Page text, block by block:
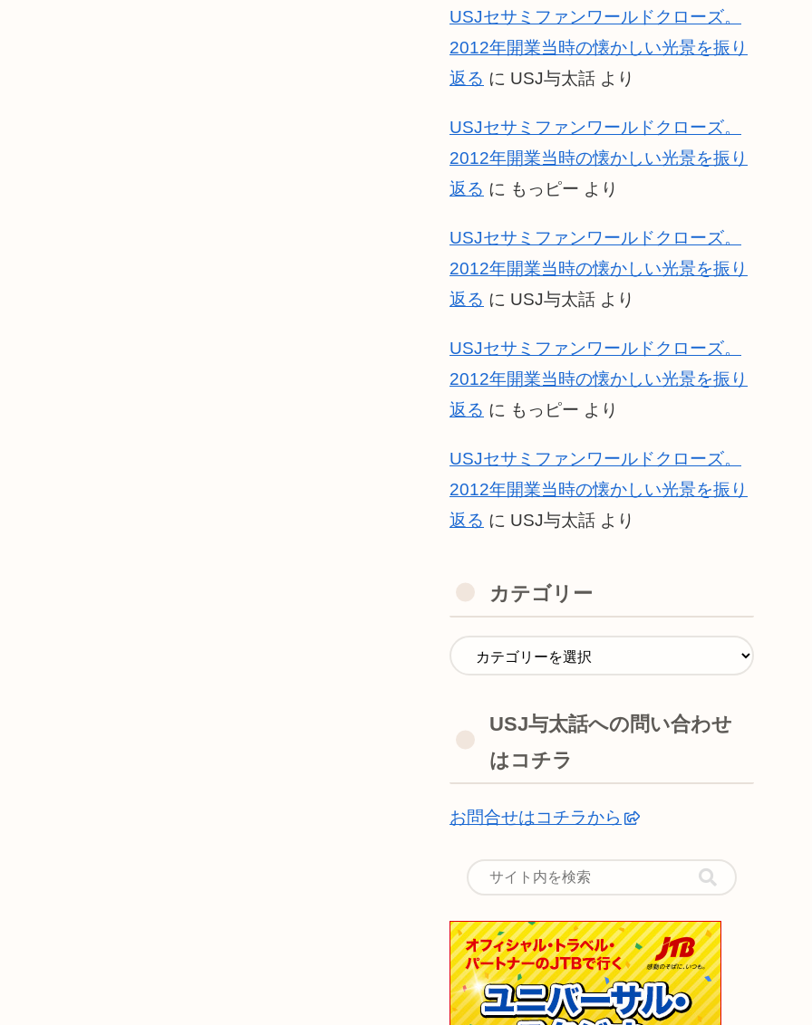
USJセサミファンワールドクローズ。
2012年開業当時の懐かしい光景を振り
返る に USJ与太話 より
USJセサミファンワールドクローズ。
2012年開業当時の懐かしい光景を振り
返る に もっピー より
USJセサミファンワールドクローズ。
2012年開業当時の懐かしい光景を振り
返る に USJ与太話 より
USJセサミファンワールドクローズ。
2012年開業当時の懐かしい光景を振り
返る に もっピー より
USJセサミファンワールドクローズ。
2012年開業当時の懐かしい光景を振り
返る に USJ与太話 より
カテゴリー
USJ与太話への問い合わせ
はコチラ
お問合せはコチラから